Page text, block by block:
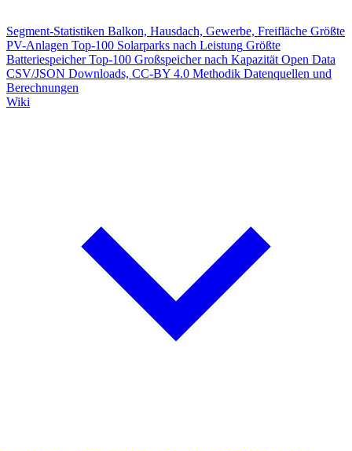
Segment-Statistiken Balkon, Hausdach, Gewerbe, Freifläche Größte
PV-Anlagen Top-100 Solarparks nach Leistung Größte
Batteriespeicher Top-100 Großspeicher nach Kapazität Open Data
CSV/JSON Downloads, CC-BY 4.0 Methodik Datenquellen und
Berechnungen
Wiki